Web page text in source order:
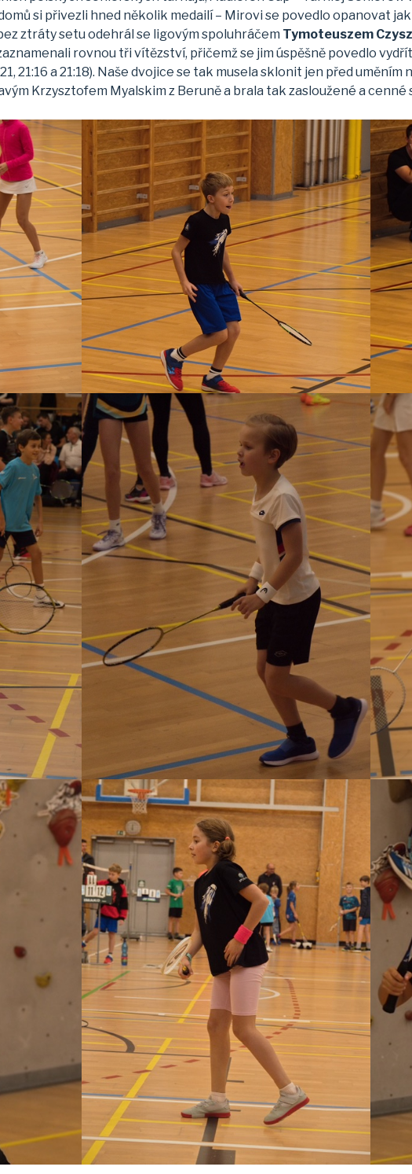
si přivezli hned několik medailí – Mirovi se povedlo opanovat
ztráty setu odehrál se ligovým spoluhráčem Tymoteuszem
rovnou tři vítězství, přičemž se jim úspěšně povedlo
21:16 a 21:18). Naše dvojice se tak musela sklonit jen před
Krzysztofem Myalskim z Beruně a brala tak zasloužené a